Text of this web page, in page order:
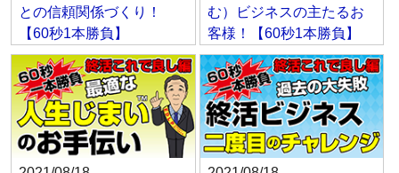
との信頼関係づくり！
【60秒1本勝負】
む）ビジネスの主たるお
客様！【60秒1本勝負】